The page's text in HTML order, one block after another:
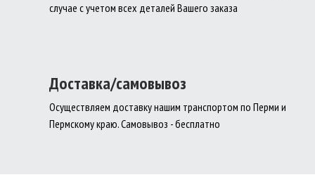
случае с учетом всех деталей Вашего заказа
Доставка/самовывоз
Осуществляем доставку нашим транспортом по Перми и
Пермскому краю. Самовывоз - бесплатно